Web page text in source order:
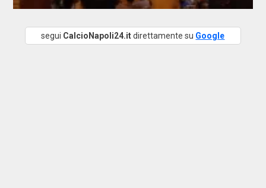
segui CalcioNapoli24.itdirettamente su Google